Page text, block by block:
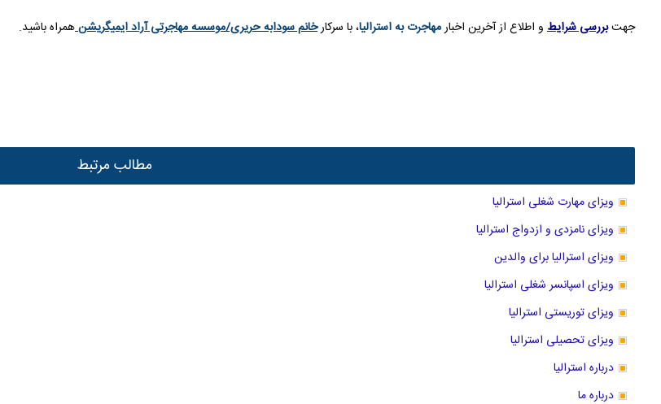
جهتبررسی شرایط و اطلاع از آخرین اخبارمهاجرت به استرالیا، با سرکارخانم سودابه حریری/موسسه مهاجرتی آراد ایمیگریشنهمراه باشید.
مطالب مرتبط
ویزای مهارت شغلی استرالیا
ویزای نامزدی و ازدواج استرالیا
ویزای استرالیا برای والدین
ویزای اسپانسر شغلی استرالیا
ویزای توریستی استرالیا
ویزای تحصیلی استرالیا
درباره استرالیا
درباره ما